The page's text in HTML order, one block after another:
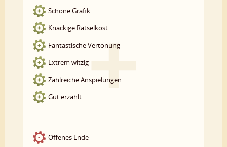
Schöne Grafik
Knackige Rätselkost
Fantastische Vertonung
Extrem witzig
Zahlreiche Anspielungen
Gut erzählt
Offenes Ende